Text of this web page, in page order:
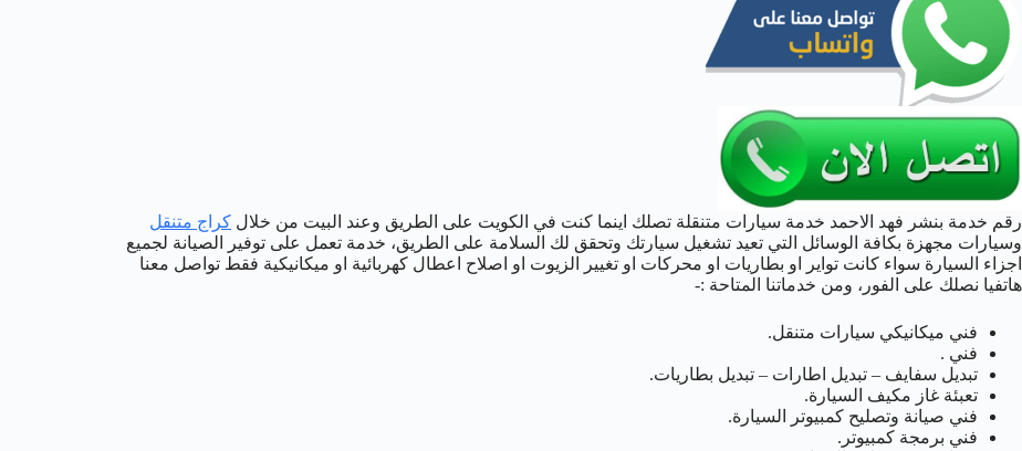
رقم خدمة بنشر فهد الاحمد خدمة سيارات متنقلة تصلك اينما كنت في الكويت على الطريق وعند البيت من خلال كراج متنقل
وسيارات مجهزة بكافة الوسائل التي تعيد تشغيل سيارتك وتحقق لك السلامة على الطريق، خدمة تعمل على توفير الصيانة لجميع
اجزاء السيارة سواء كانت تواير او بطاريات او محركات او تغيير الزيوت او اصلاح اعطال كهربائية او ميكانيكية فقط تواصل معنا
هاتفيا نصلك على الفور، ومن خدماتنا المتاحة :-
فني ميكانيكي سيارات متنقل.
فني .
تبديل سفايف – تبديل اطارات – تبديل بطاريات.
تعبئة غاز مكيف السيارة.
فني صيانة وتصليح كمبيوتر السيارة.
فني برمجة كمبيوتر.